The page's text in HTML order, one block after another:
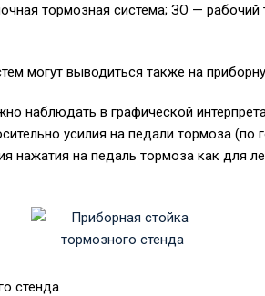
тормозная система; ЗО — рабочий
могут выводиться также на
наблюдать в графической
усилия на педали тормоза (по
нажатия на педаль тормоза как для
стенда